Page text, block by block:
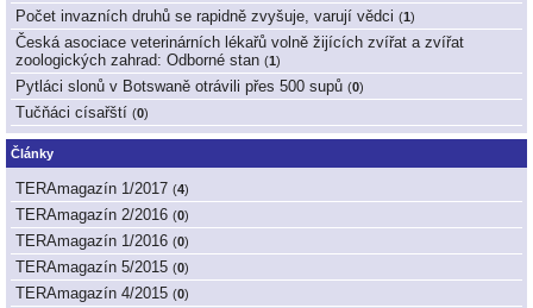
Počet invazních druhů se rapidně zvyšuje, varují vědci (1)
Česká asociace veterinárních lékařů volně žijících zvířat a zvířat
zoologických zahrad: Odborné stan (1)
Pytláci slonů v Botswaně otrávili přes 500 supů (0)
Tučňáci císařští (0)
Články
TERAmagazín 1/2017 (4)
TERAmagazín 2/2016 (0)
TERAmagazín 1/2016 (0)
TERAmagazín 5/2015 (0)
TERAmagazín 4/2015 (0)